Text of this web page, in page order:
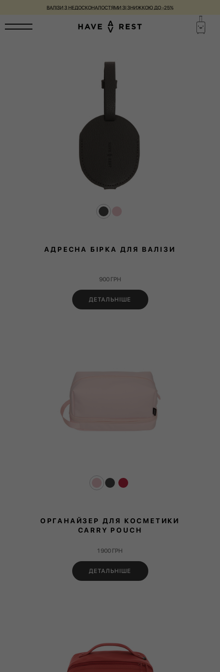
ВАЛІЗИ З НЕДОСКОНАЛОСТЯМИ ЗІ ЗНИЖКОЮ ДО -25%
АДРЕСНА БІРКА ДЛЯ ВАЛІЗИ
900 ГРН
ДЕТАЛЬНІШЕ
ОРГАНАЙЗЕР ДЛЯ КОСМЕТИКИ
CARRY POUCH
1 900 ГРН
ДЕТАЛЬНІШЕ